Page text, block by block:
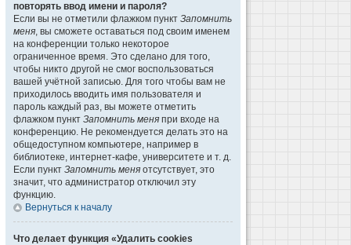
повторять ввод имени и пароля?
Если вы не отметили флажком пункт Запомнить
меня, вы сможете оставаться под своим именем
на конференции только некоторое
ограниченное время. Это сделано для того,
чтобы никто другой не смог воспользоваться
вашей учётной записью. Для того чтобы вам не
приходилось вводить имя пользователя и
пароль каждый раз, вы можете отметить
флажком пункт Запомнить меня при входе на
конференцию. Не рекомендуется делать это на
общедоступном компьютере, например в
библиотеке, интернет-кафе, университете и т. д.
Если пункт Запомнить меня отсутствует, это
значит, что администратор отключил эту
функцию.
Вернуться к началу
Что делает функция «Удалить cookies